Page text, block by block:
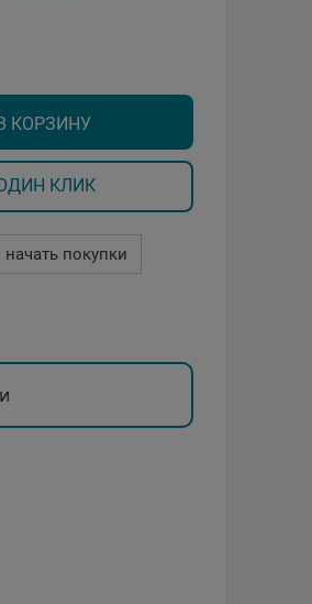
КОРЗИНУ
КЛИК
покупки